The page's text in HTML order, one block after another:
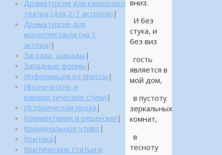
вниз.
И без
стука, и
без виз
гость
является в
мой дом,
в пустоту
зеркальных
комнат,
в
тесноту
Драматургия для камерного
театра (для 2-7 актеров) |
Драматургия для
моноспектакля (на 1
актера) |
Загадки, шарады |
Западные формы |
Информация из прессы |
Иронические и
юмористические стихи |
Историческая проза |
Комментарии и рецензии |
Криминальное чтиво |
Критика |
Критические статьи и